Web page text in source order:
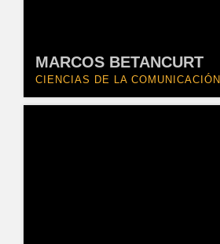
MARCOS BETANCURT
CIENCIAS DE LA COMUNICACIÓN